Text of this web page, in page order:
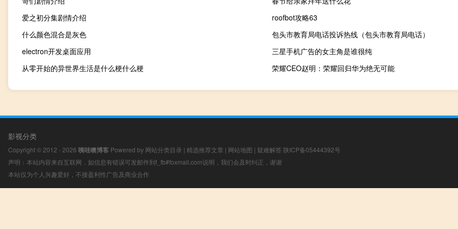
爱之初分集剧情介绍
roofbot攻略63
什么颜色混合是灰色
包头市教育局电话投诉热线（包头市教育局电话）
electron开发桌面应用
三星手机广告的女主角是谁很纯
从零开始的异世界生活是什么梗什么梗
荣耀CEO赵明：荣耀回归华为绝无可能
影视分类
Copyright © 2012 - 2026 咦哇噢博客 Powered by 网站分类目录 | 精选推荐文章 | 网站地图 | 疑难解答 陕ICP备05444392号
声明：本站内容来自互联网，如信息有错误可发邮件到f_fb#foxmail.com说明，我们会及时纠正，谢谢
本站仅为个人兴趣爱好，不接盈利性广告及商业合作